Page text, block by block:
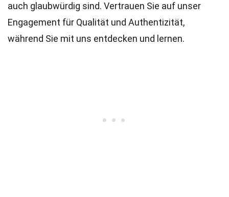
auch glaubwürdig sind. Vertrauen Sie auf unser
Engagement für Qualität und Authentizität,
während Sie mit uns entdecken und lernen.